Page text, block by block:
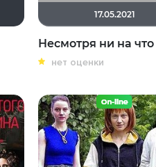
17.05.2021
Несмотря ни на что
нет оценки